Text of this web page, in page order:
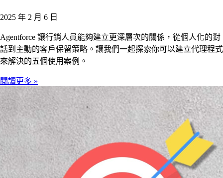
2025 年 2 月 6 日
Agentforce 讓行銷人員能夠建立更深層次的關係，從個人化的對
話到主動的客戶保留策略。讓我們一起探索你可以建立代理程式
來解決的五個使用案例。
閱讀更多 »